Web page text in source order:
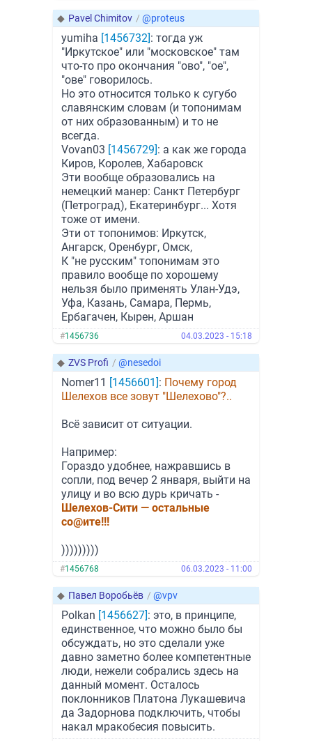
◆ Pavel Chimitov / @proteus
yumiha [1456732]: тогда уж
"Иркутское" или "московское" там
что-то про окончания "ово", "ое",
"ове" говорилось.
Но это относится только к сугубо
славянским словам (и топонимам
от них образованным) и то не
всегда.
Vovan03 [1456729]: а как же города
Киров, Королев, Хабаровск
Эти вообще образовались на
немецкий манер: Санкт Петербург
(Петроград), Екатеринбург... Хотя
тоже от имени.
Эти от топонимов: Иркутск,
Ангарск, Оренбург, Омск,
К "не русским" топонимам это
правило вообще по хорошему
нельзя было применять Улан-Удэ,
Уфа, Казань, Самара, Пермь,
Ербагачен, Кырен, Аршан
#1456736 04.03.2023 - 15:18
◆ ZVS Profi / @nesedoi
Nomer11 [1456601]: Почему город
Шелехов все зовут "Шелехово"?..
Всё зависит от ситуации.
Например:
Гораздо удобнее, нажравшись в
сопли, под вечер 2 января, выйти на
улицу и во всю дурь кричать -
Шелехов-Сити — остальные
со@ите!!!
)))))))))
#1456768 06.03.2023 - 11:00
◆ Павел Воробьёв / @vpv
Polkan [1456627]: это, в принципе,
единственное, что можно было бы
обсуждать, но это сделали уже
давно заметно более компетентные
люди, нежели собрались здесь на
данный момент. Осталось
поклонников Платона Лукашевича
да Задорнова подключить, чтобы
накал мракобесия повысить.